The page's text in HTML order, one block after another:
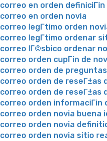
correo en orden
correo en orden novia
correo legГ­timo orden
correo legГ­timo ordenar
correo lГ©sbico ordenar
correo orden cupГіn de
correo orden de
correo orden de reseГ±as
correo orden de reseГ±as
correo orden informaciГіn
correo orden novia buena
correo orden novia
correo orden novia sitio